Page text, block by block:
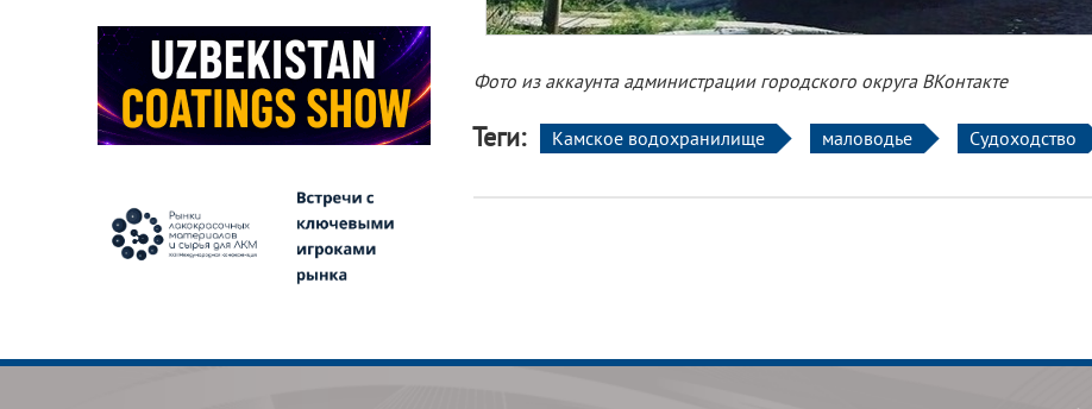
Фото из аккаунта администрации городского округа ВКонтакте
Теги: Камское водохранилище маловодье Судоходство